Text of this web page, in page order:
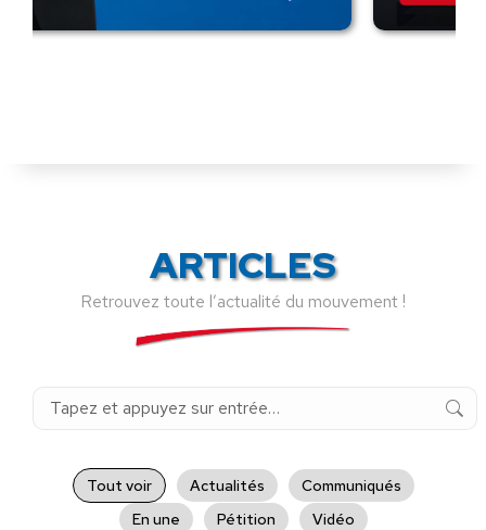
ARTICLES
Retrouvez toute l’actualité du mouvement !
Recherche
Tout voir Actualités
Communiqués
En une
Pétition Vidéo